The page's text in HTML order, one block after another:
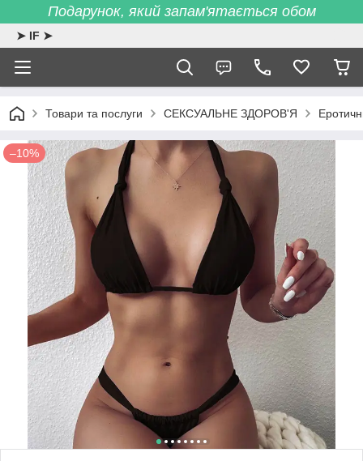
Подарунок, який запам'ятається обом
➤ IF ➤
Товари та послуги СЕКСУАЛЬНЕ ЗДОРОВ'Я
–10%